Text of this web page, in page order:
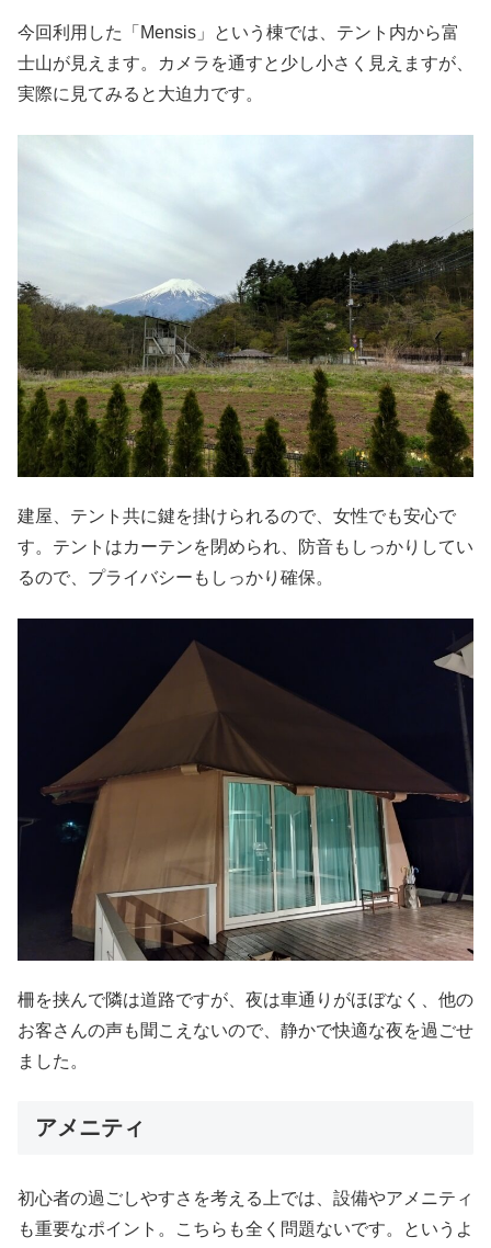
今回利用した「Mensis」という棟では、テント内から富
士山が見えます。カメラを通すと少し小さく見えますが、
実際に見てみると大迫力です。
建屋、テント共に鍵を掛けられるので、女性でも安心で
す。テントはカーテンを閉められ、防音もしっかりしてい
るので、プライバシーもしっかり確保。
柵を挟んで隣は道路ですが、夜は車通りがほぼなく、他の
お客さんの声も聞こえないので、静かで快適な夜を過ごせ
ました。
アメニティ
初心者の過ごしやすさを考える上では、設備やアメニティ
も重要なポイント。こちらも全く問題ないです。というよ